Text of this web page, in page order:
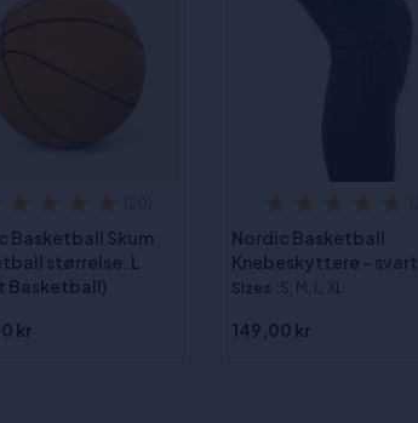
Basketball Skum
størrelse. L
Basketball)
kr
Nordic Basketball
Knebeskyttere - svart
Sizes :S, M, L, XL
149,00 kr